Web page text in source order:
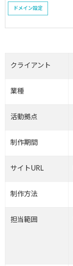
ドメイン設定
クライアント
業種
活動拠点
制作期間
サイトURL
制作方法
担当範囲